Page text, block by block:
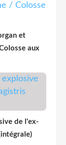
et
aux
de l'ex-